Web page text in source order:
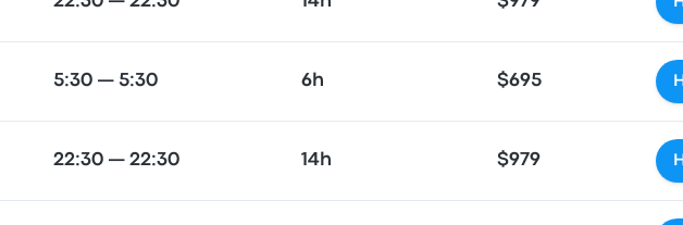
5:30 — 5:30 6h $695
22:30 — 22:30 14h $979